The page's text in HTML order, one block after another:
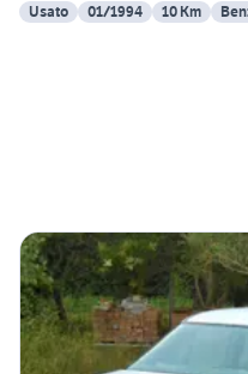
Usato
01/1994 10 Km